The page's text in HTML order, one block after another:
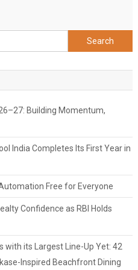
Search
for:
Building Momentum,
India Completes Its First Year in
Free for Everyone
Confidence as RBI Holds
with its Largest Line-Up Yet: 42
Inspired Beachfront Dining